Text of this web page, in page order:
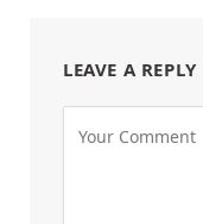
LEAVE A REPLY